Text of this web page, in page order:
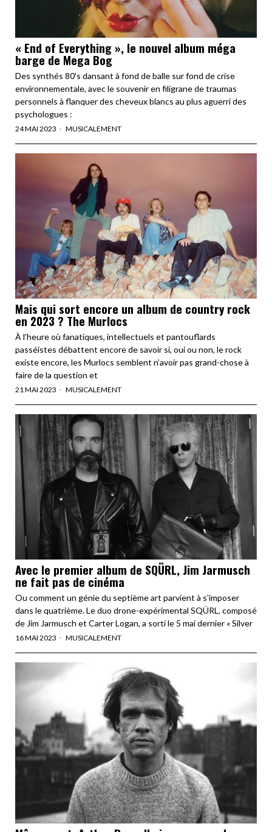
« End of Everything », le nouvel album méga
barge de Mega Bog
Des synthés 80's dansant à fond de balle sur fond de crise
environnementale, avec le souvenir en filigrane de traumas
personnels à flanquer des cheveux blancs au plus aguerri des
psychologues :
24 MAI 2023 MUSICALEMENT
Mais qui sort encore un album de country rock
en 2023 ? The Murlocs
À l’heure où fanatiques, intellectuels et pantouflards
passéistes débattent encore de savoir si, oui ou non, le rock
existe encore, les Murlocs semblent n’avoir pas grand-chose à
faire de la question et
21 MAI 2023 MUSICALEMENT
Avec le premier album de SQÜRL, Jim Jarmusch
ne fait pas de cinéma
Ou comment un génie du septième art parvient à s'imposer
dans le quatrième. Le duo drone-expérimental SQÜRL, composé
de Jim Jarmusch et Carter Logan, a sorti le 5 mai dernier « Silver
16 MAI 2023 MUSICALEMENT